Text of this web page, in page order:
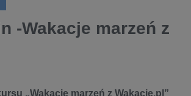
-Wakacje marzeń z
„Wakacje marzeń z Wakacje.pl”